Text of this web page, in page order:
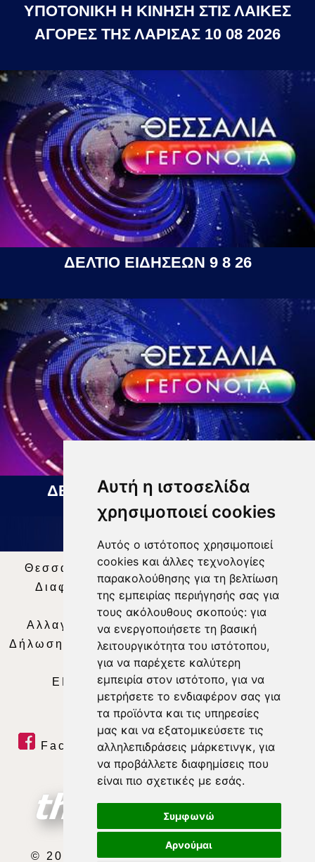
Αυτή η ιστοσελίδα
χρησιμοποιεί cookies
Αυτός ο ιστότοπος χρησιμοποιεί
cookies και άλλες τεχνολογίες
παρακολούθησης για τη βελτίωση
της εμπειρίας περιήγησής σας για
τους ακόλουθους σκοπούς: για
να ενεργοποιήσετε τη βασική
λειτουργικότητα του ιστότοπου,
για να παρέχετε καλύτερη
εμπειρία στον ιστότοπο, για να
μετρήσετε το ενδιαφέρον σας για
τα προϊόντα και τις υπηρεσίες
μας και να εξατομικεύσετε τις
αλληλεπιδράσεις μάρκετινγκ, για
να προβάλλετε διαφημίσεις που
είναι πιο σχετικές με εσάς.
Συμφωνώ
Αρνούμαι
ΥΠΟΤΟΝΙΚΗ Η ΚΙΝΗΣΗ ΣΤΙΣ ΛΑΙΚΕΣ
ΑΓΟΡΕΣ ΤΗΣ ΛΑΡΙΣΑΣ 10 08 2026
ΔΕΛΤΙΟ ΕΙΔΗΣΕΩΝ 9 8 26
ΔΕΛΤΙΟ ΕΙΔΗΣΕΩΝ 10 08 2026
Θεσσαλία Τηλεόραση|SNG Services
Διαφήμιση | Όροι Χρήσης |Δήλωση
Απορρήτου |
Περιεχόμενο
Αλλαγή Προτιμήσεων για τα Cookies
Δήλωση συμμόρφωσης με τη σύσταση (ΕΕ)
2018/334|Ταυτότητα
ΕΝΗΜΕΡΩΣΗ |WEB TV| LIVE
Facebook| Twitter | Youtube
RSS Feed
© 2026 ΘΕΣΣΑΛΙΑ ΤΗΛΕΟΡΑΣΗ Α.Ε.